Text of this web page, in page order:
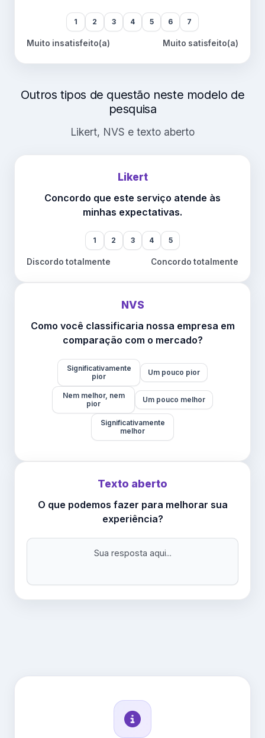
1 2 3 4 5 6 7
Muito insatisfeito(a) Muito satisfeito(a)
Outros tipos de questão neste modelo de
pesquisa
Likert, NVS e texto aberto
Likert
Concordo que este serviço atende às
minhas expectativas.
1 2 3 4 5
Discordo totalmente Concordo totalmente
NVS
Como você classificaria nossa empresa em
comparação com o mercado?
Significativamente
pior
Um pouco pior
Nem melhor, nem
pior
Um pouco melhor
Significativamente
melhor
Texto aberto
O que podemos fazer para melhorar sua
experiência?
Sua resposta aqui...